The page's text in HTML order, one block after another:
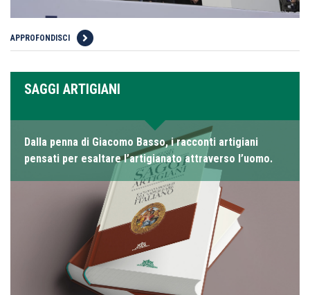
APPROFONDISCI
SAGGI ARTIGIANI
Dalla penna di Giacomo Basso, i racconti artigiani
pensati per esaltare l’artigianato attraverso l’uomo.